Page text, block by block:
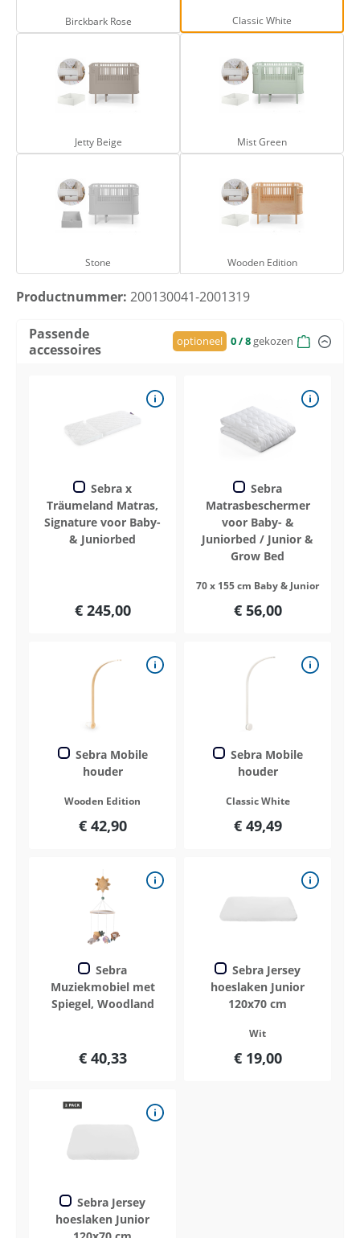
Birckbark Rose Classic White
Jetty Beige
Jetty Beige
Mist Green
Mist Green
Stone
Stone
Wooden Edition
Wooden Edition
Productnummer: 200130041-2001319
Passende
accessoires
optioneel 0/ 8 gekozen
Sebra x
Träumeland Matras,
Signature voor Baby-
& Juniorbed
€ 245,00
Sebra
Matrasbeschermer
voor Baby- &
Juniorbed / Junior &
Grow Bed
70 x 155 cm Baby & Junior
€ 56,00
Sebra Mobile
houder
Wooden Edition
€ 42,90
Sebra Mobile
houder
Classic White
€ 49,49
Sebra
Muziekmobiel met
Spiegel, Woodland
€ 40,33
Sebra Jersey
hoeslaken Junior
120x70 cm
Wit
€ 19,00
Sebra Jersey
hoeslaken Junior